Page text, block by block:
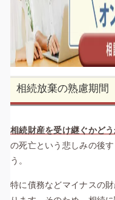
相続放棄の熟慮期間
相続財産を受け継ぐかど
の死亡という悲しみの後
う。
特に債務などマイナスの